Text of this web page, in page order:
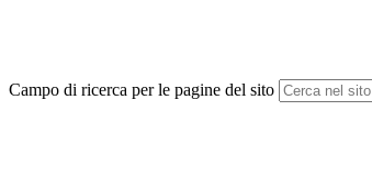
Campo di ricerca per le pagine del sito